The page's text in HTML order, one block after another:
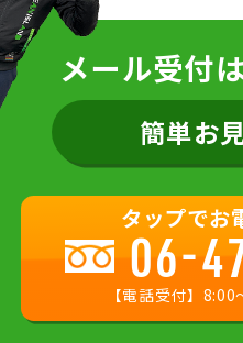
メール受付
簡単お
タップでお
06-
【電話受付】